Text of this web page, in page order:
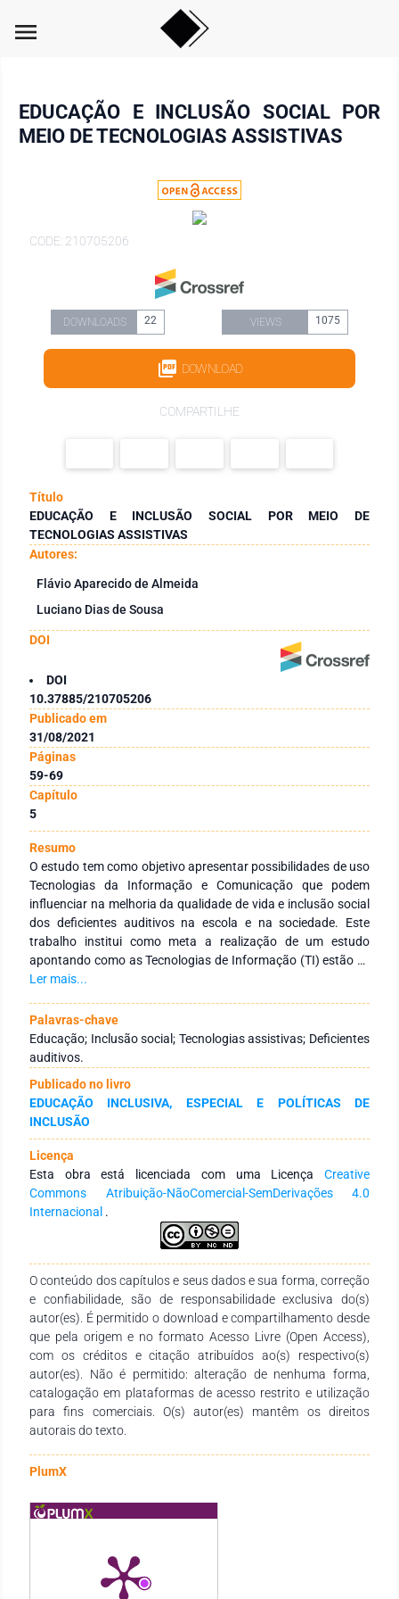
menu
EDUCAÇÃO E INCLUSÃO SOCIAL POR
MEIO DE TECNOLOGIAS ASSISTIVAS
CODE: 210705206
DOWNLOADS 22 VIEWS 1075
DOWNLOAD
COMPARTILHE
Título
EDUCAÇÃO E INCLUSÃO SOCIAL POR MEIO DE
TECNOLOGIAS ASSISTIVAS
Autores:
Flávio Aparecido de Almeida
Luciano Dias de Sousa
DOI
DOI
10.37885/210705206
Publicado em
31/08/2021
Páginas
59-69
Capítulo
5
Resumo
O estudo tem como objetivo apresentar possibilidades de uso
Tecnologias da Informação e Comunicação que podem
influenciar na melhoria da qualidade de vida e inclusão social
dos deficientes auditivos na escola e na sociedade. Este
trabalho institui como meta a realização de um estudo
apontando como as Tecnologias de Informação (TI) estão se
desenvolvendo de forma a promover a inclusão social dos
são utilizados para promover a comunicação entre ouvintes e
deficientes auditivos são eles o Hand Talk e o ProDeaf. Os
usos das tecnologias assistivas na educação são de
fundamental importância, pois é capaz de possibilitar o
processo de aprendizagem otimizando as potencialidades de
cada aluno não somente na escola como também no
cotidiano. O estudo utilizou o método qualitativo e explicativo,
no desejo de buscar revisar referências bibliográficas
pertinentes ao tema e assim melhor compreendê-lo em suas
diferentes dimensões.
Ler mais...
Palavras-chave
Educação; Inclusão social; Tecnologias assistivas; Deficientes
auditivos.
Publicado no livro
EDUCAÇÃO INCLUSIVA, ESPECIAL E POLÍTICAS DE
INCLUSÃO
Licença
Esta obra está licenciada com uma Licença Creative
Commons Atribuição-NãoComercial-SemDerivações 4.0
Internacional .
O conteúdo dos capítulos e seus dados e sua forma, correção
e confiabilidade, são de responsabilidade exclusiva do(s)
autor(es). É permitido o download e compartilhamento desde
que pela origem e no formato Acesso Livre (Open Access),
com os créditos e citação atribuídos ao(s) respectivo(s)
autor(es). Não é permitido: alteração de nenhuma forma,
catalogação em plataformas de acesso restrito e utilização
para fins comerciais. O(s) autor(es) mantêm os direitos
autorais do texto.
PlumX